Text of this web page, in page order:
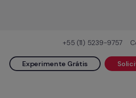
+55 (11) 5239-9757
Experimente Grátis